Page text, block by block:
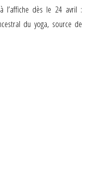
l’affiche dès le 24 avril :
du yoga, source de